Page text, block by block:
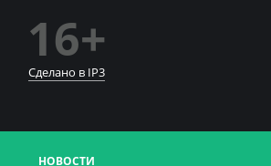
16+
Сделано в IP3
НОВОСТИ